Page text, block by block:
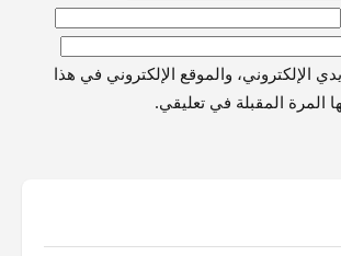
الإلكتروني، والموقع الإلكتروني في هذا
المرة المقبلة في تعليقي.